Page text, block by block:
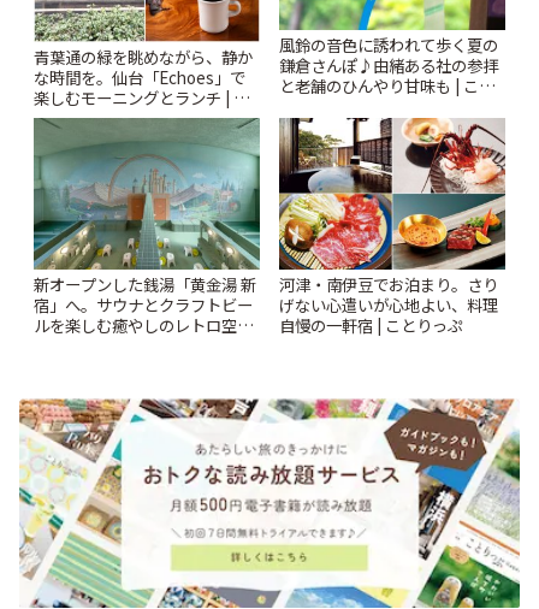
青葉通の緑を眺めながら、静か
な時間を。仙台「Echoes」で
楽しむモーニングとランチ | こ
とりっぷ
風鈴の音色に誘われて歩く夏の
鎌倉さんぽ♪由緒ある社の参拝
と老舗のひんやり甘味も | こと
新オープンした銭湯「黄金湯 新
宿」へ。サウナとクラフトビー
ルを楽しむ癒やしのレトロ空間
河津・南伊豆でお泊まり。さり
げない心遣いが心地よい、料理
自慢の一軒宿 | ことりっぷ